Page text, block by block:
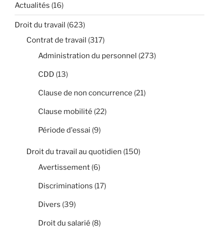
Actualités (16)
Droit du travail (623)
Contrat de travail (317)
Administration du personnel (273)
CDD (13)
Clause de non concurrence (21)
Clause mobilité (22)
Période d'essai (9)
Droit du travail au quotidien (150)
Avertissement (6)
Discriminations (17)
Divers (39)
Droit du salarié (8)